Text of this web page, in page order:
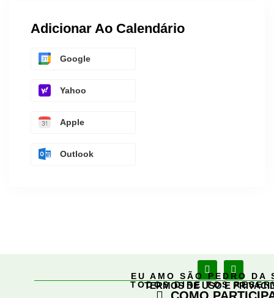
Adicionar Ao Calendário
Google
Yahoo
Apple
Outlook
EU AMO SÃO PEDRO DA
TODOS DIREITOS
TERMOS DE USO E